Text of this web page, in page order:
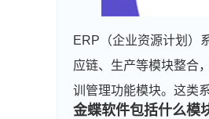
ERP（企业资源计划）
应链、生产等模块整合
训管理功能模块。这类
金蝶软件包括什么模